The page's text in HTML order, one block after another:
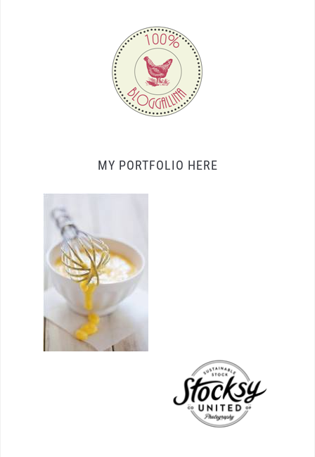
MY PORTFOLIO HERE